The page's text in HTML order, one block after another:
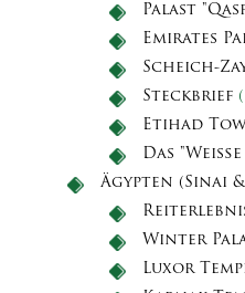
Palast
Emirates
Scheich-
Steckbrief
Etihad
Das
Ägypten (Sinai
Winter
Luxor